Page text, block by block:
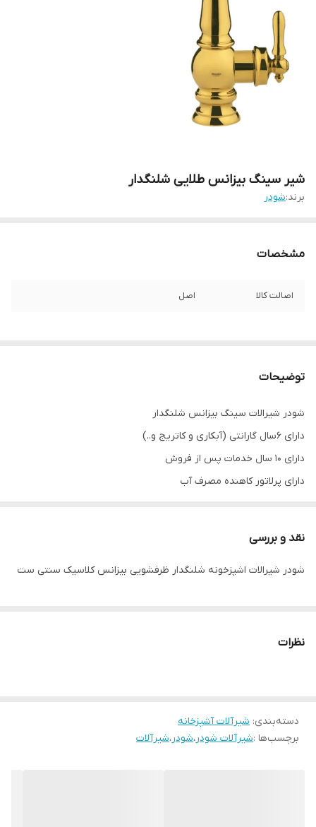
شیر سینگ بیزانس طلایی شلنگدار
برند:شودر
مشخصات
اصالت کالا اصل
توضیحات
شودر شیرالات سینگ بیزانس شلنگدار
دارای ۶سال گارانتی (آبکاری و کاتریج و..)
دارای ۱۰ سال خدمات پس از فروش
دارای پرلاتور کاهنده مصرف آب
دارای کاتریج اسپانیایی
نقد و بررسی
شودر شیرالات اشپزخونه شلنگدار ظرفشویی بیزانس کلاسیک سنتی ست
نظرات
دسته‌بندی: شیرآلات آشپزخانه
برچسب‌ها :شیرآلات شودر،شودر،شیرآلات